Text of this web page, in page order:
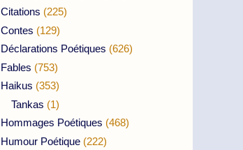
Citations (225)
Contes (129)
Déclarations Poétiques (626)
Fables (753)
Haikus (353)
Tankas (1)
Hommages Poétiques (468)
Humour Poétique (222)